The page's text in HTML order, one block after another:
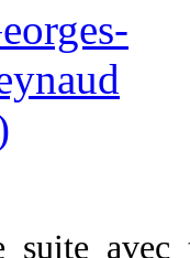
suite